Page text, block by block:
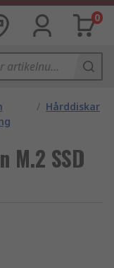
0
/ Hårddiskar
M.2 SSD